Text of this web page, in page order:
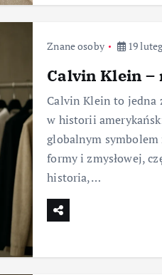
Znane osoby 19
Calvin Klein –
Calvin Klein to jedna
w historii
globalnym
formy i zmysłowej,
historia,…